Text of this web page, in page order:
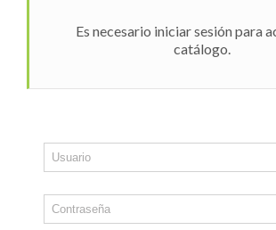
Es necesario iniciar sesión para
catálogo.